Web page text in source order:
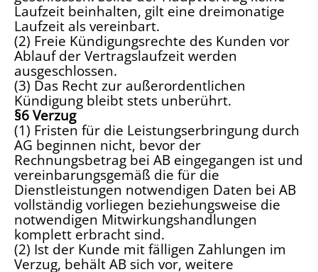
Laufzeit beinhalten, gilt eine dreimonatige
Laufzeit als vereinbart.
(2) Freie Kündigungsrechte des Kunden vor
Ablauf der Vertragslaufzeit werden
ausgeschlossen.
(3) Das Recht zur außerordentlichen
Kündigung bleibt stets unberührt.
§6 Verzug
(1) Fristen für die Leistungserbringung durch
AG beginnen nicht, bevor der
Rechnungsbetrag bei AB eingegangen ist und
vereinbarungsgemäß die für die
Dienstleistungen notwendigen Daten bei AB
vollständig vorliegen beziehungsweise die
notwendigen Mitwirkungshandlungen
komplett erbracht sind.
(2) Ist der Kunde mit fälligen Zahlungen im
Verzug, behält AB sich vor, weitere